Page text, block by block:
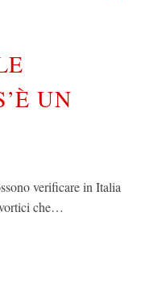
UN
verificare in Italia
che…